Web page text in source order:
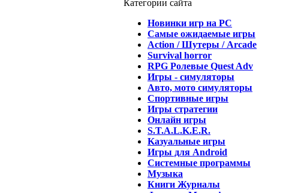
Категории сайта
Новинки игр на PC
Самые ожидаемые игры
Action / Шутеры / Arcade
Survival horror
RPG Ролевые Quest Adv
Игры - симуляторы
Авто, мото симуляторы
Спортивные игры
Игры стратегии
Онлайн игры
S.T.A.L.K.E.R.
Kазуальные игры
Игры для Android
Системные программы
Музыка
Книги Журналы